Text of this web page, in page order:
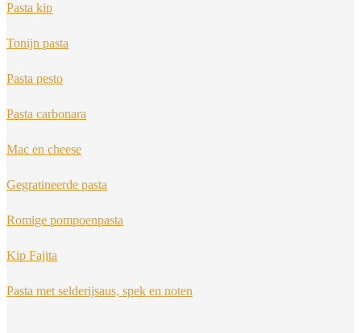
Pasta kip
Tonijn pasta
Pasta pesto
Pasta carbonara
Mac en cheese
Gegratineerde pasta
Romige pompoenpasta
Kip Fajita
Pasta met selderijsaus, spek en noten